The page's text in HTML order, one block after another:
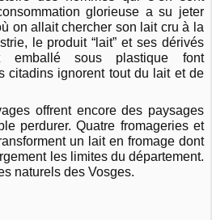
glorieuse a su jeter
on allait chercher son lait cru à la
le produit “lait” et ses dérivés
sous plastique font
citadins ignorent tout du lait et de
offrent encore des paysages
perdurer. Quatre fromageries et
un lait en fromage dont
les limites du département.
naturels des Vosges.